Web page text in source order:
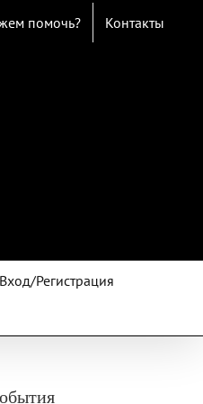
помочь? Контакты
Вход/Регистрация